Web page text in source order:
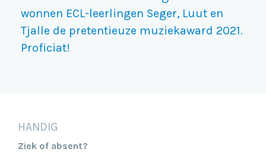
wonnen ECL-leerlingen Seger, Luut en
Tjalle de pretentieuze muziekaward 2021.
Proficiat!
HANDIG
Ziek of absent?